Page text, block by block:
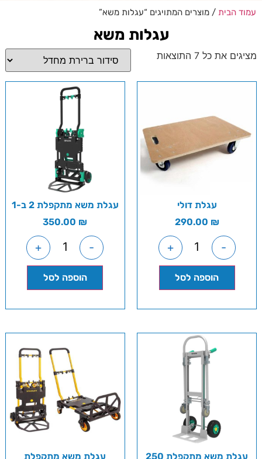
עמוד הבית / מוצרים המתויגים “עגלות משא”
עגלות משא
מציגים את כל ⁦7⁩ התוצאות
עגלת דולי
290.00 ₪
-
+
הוספה לסל
עגלת משא מתקפלת 2 ב-1
350.00 ₪
-
+
הוספה לסל
עגלת משא מתקפלת 250 עגלת משא מתקפלת